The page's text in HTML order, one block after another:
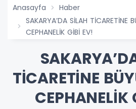
Anasayfa
Haber
SAKARYA’DA SİLAH TİCARETİNE
CEPHANELİK GİBİ EV!
TİCARETİNE
CEPHANELİK